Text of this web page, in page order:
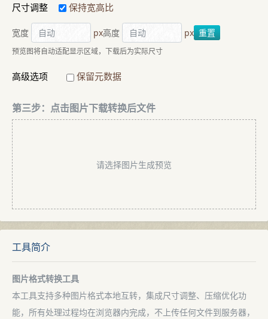
尺寸调整 保持宽高比
宽度 px高度 px 重置
预览图将自动适配显示区域，下载后为实际尺寸
高级选项 保留元数据
第三步：点击图片下载转换后文件
请选择图片生成预览
工具简介
图片格式转换工具
本工具支持多种图片格式本地互转，集成尺寸调整、压缩优化功
能，所有处理过程均在浏览器内完成，不上传任何文件到服务器，